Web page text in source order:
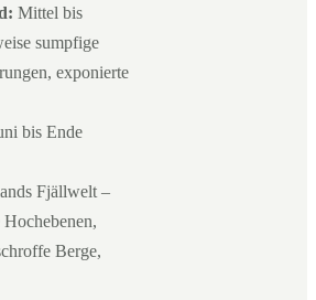
Mittel bis
sumpfige
exponierte
bis Ende
Fjällwelt –
Berge,